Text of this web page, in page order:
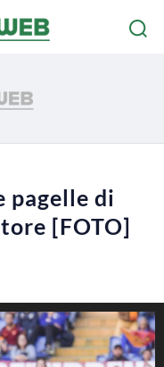
pagelle di
[FOTO]